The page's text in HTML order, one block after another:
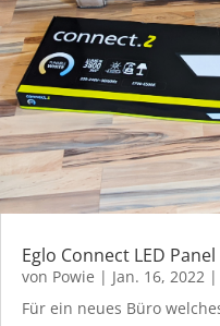
Eglo Connect LED Panel
von Powie | Jan. 16, 2022 |
Für ein neues Büro